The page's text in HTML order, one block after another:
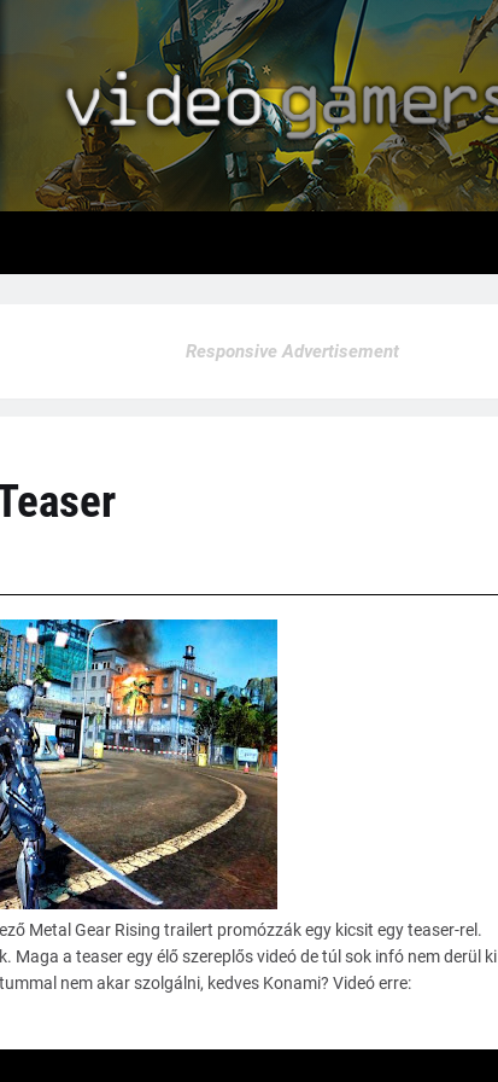
Responsive Advertisement
Metal Gear Rising trailert promózzák egy kicsit egy teaser-rel.
a teaser egy élő szereplős videó de túl sok infó nem derül ki
nem akar szolgálni, kedves Konami? Videó erre: